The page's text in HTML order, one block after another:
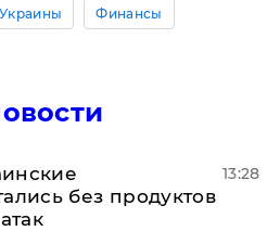
Финансы
без продуктов
13:28